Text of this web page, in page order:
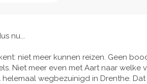
nu...
niet meer kunnen reizen. Geen
Niet meer even met Aart naar welke
helemaal wegbezuinigd in Drenthe.